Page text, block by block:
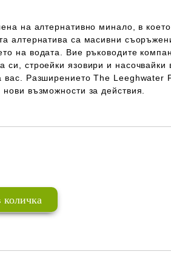
на алтернативно минало, в
алтернатива са масивни
на водата. Вие ръководите
си, строейки язовири и насочвайки
вас. Разширението The Leeghwater
възможности за действия.